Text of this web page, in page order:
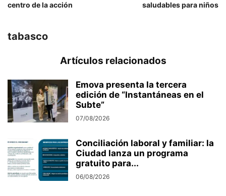
centro de la acción
saludables para niños
tabasco
Artículos relacionados
Emova presenta la tercera
edición de “Instantáneas en el
Subte”
07/08/2026
Conciliación laboral y familiar: la
Ciudad lanza un programa
gratuito para...
06/08/2026